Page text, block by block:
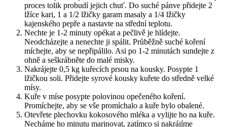
proces tolik probudí jejich chuť. Do suché pánve přidejte 2
lžíce kari, 1 a 1/2 lžičky garam masaly a 1/4 lžičky
kajenského pepře a nastavte na střední teplotu.
Nechte je 1-2 minuty opékat a pečlivě je hlídejte.
Neodcházejte a nenechte ji spálit. Průběžně suché koření
míchejte, aby se nepřipálilo. Asi po 1-2 minutách sundejte z
ohně a seškrábněte do malé misky.
Nakrájejte 0,5 kg kuřecích prsou na kousky. Posypte 1
lžičkou soli. Přidejte syrové kousky kuřete do středně velké
mísy.
Kuře v míse posypte polovinou opečeného koření.
Promíchejte, aby se vše promíchalo a kuře bylo obalené.
Otevřete plechovku kokosového mléka a vylijte ho na kuře.
Necháme ho minutu marinovat, zatímco si nakrájíme